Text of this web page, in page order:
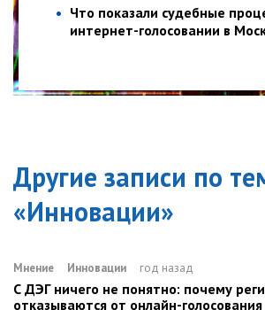
Что показали судебные
интернет-голосовании в
Другие записи по
«Инновации»
Мнение Инновации год назад
С ДЭГ ничего не понятно: почему
отказываются от онлайн-голосования